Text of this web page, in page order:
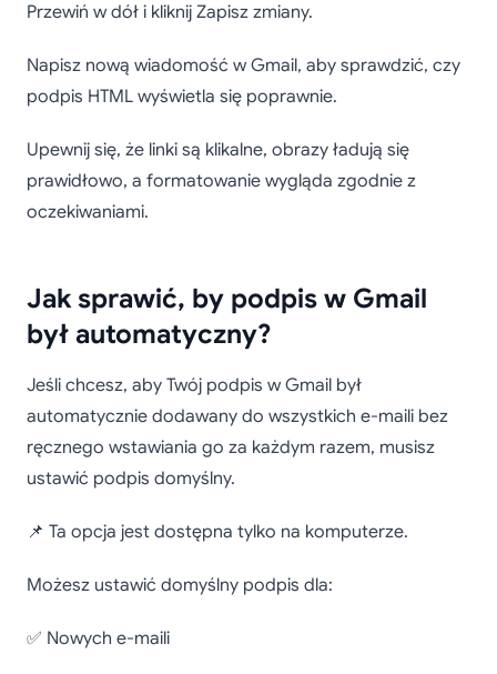
Przewiń w dół i kliknij Zapisz zmiany.
Napisz nową wiadomość w Gmail, aby sprawdzić, czy
podpis HTML wyświetla się poprawnie.
Upewnij się, że linki są klikalne, obrazy ładują się
prawidłowo, a formatowanie wygląda zgodnie z
oczekiwaniami.
Jak sprawić, by podpis w Gmail
był automatyczny?
Jeśli chcesz, aby Twój podpis w Gmail był
automatycznie dodawany do wszystkich e-maili bez
ręcznego wstawiania go za każdym razem, musisz
ustawić podpis domyślny.
📌 Ta opcja jest dostępna tylko na komputerze.
Możesz ustawić domyślny podpis dla:
✅ Nowych e-maili